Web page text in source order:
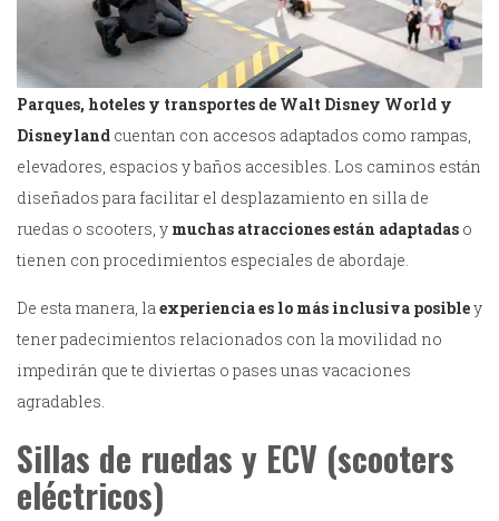
Parques, hoteles y transportes de Walt Disney World y
Disneyland cuentan con accesos adaptados como rampas,
elevadores, espacios y baños accesibles. Los caminos están
diseñados para facilitar el desplazamiento en silla de
ruedas o scooters, y muchas atracciones están adaptadas o
tienen con procedimientos especiales de abordaje.
De esta manera, la experiencia es lo más inclusiva posibley
tener padecimientos relacionados con la movilidad no
impedirán que te diviertas o pases unas vacaciones
agradables.
Sillas de ruedas y ECV (scooters
eléctricos)